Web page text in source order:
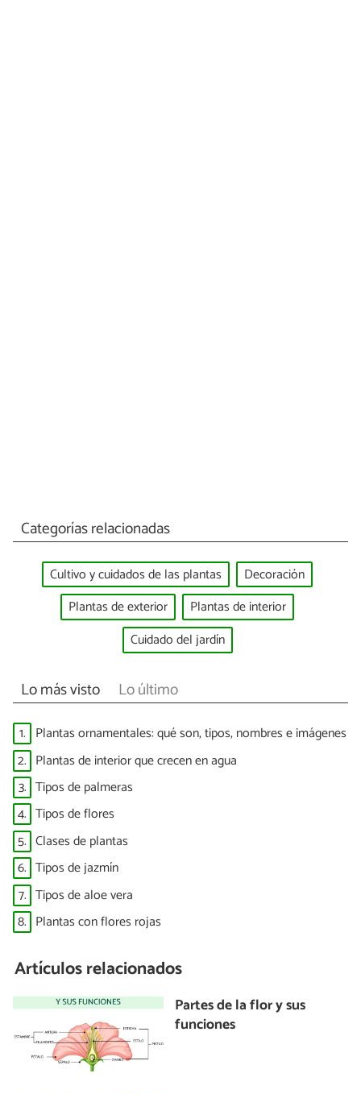
Categorías relacionadas
Cultivo y cuidados de las plantas
Decoración
Plantas de exterior
Plantas de interior
Cuidado del jardín
Lo más visto Lo último
1. Plantas ornamentales: qué son, tipos, nombres e imágenes
2. Plantas de interior que crecen en agua
3. Tipos de palmeras
4. Tipos de flores
5. Clases de plantas
6. Tipos de jazmín
7. Tipos de aloe vera
8. Plantas con flores rojas
Artículos relacionados
Partes de la flor y sus
funciones